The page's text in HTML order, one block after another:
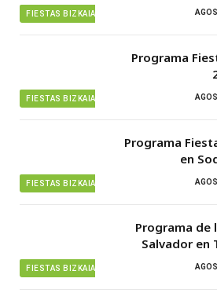
FIESTAS BIZKAIA
FIESTAS BIZKAIA
Programa
FIESTAS BIZKAIA
Programa
en
FIESTAS BIZKAIA
Programa de
Salvador en